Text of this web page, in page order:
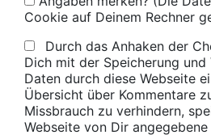
Cookie auf Deinem Rechner
Durch das Anhaken der
Dich mit der Speicherung
Daten durch diese Webseite
Übersicht über Kommentare
Missbrauch zu verhindern,
Webseite von Dir angegebene